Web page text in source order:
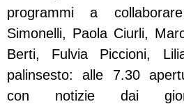
programmi a
Simonelli, Paola Ciurli,
Berti, Fulvia Piccioni,
palinsesto: alle 7.30
con notizie dai